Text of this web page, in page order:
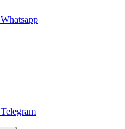
Whatsapp
Telegram